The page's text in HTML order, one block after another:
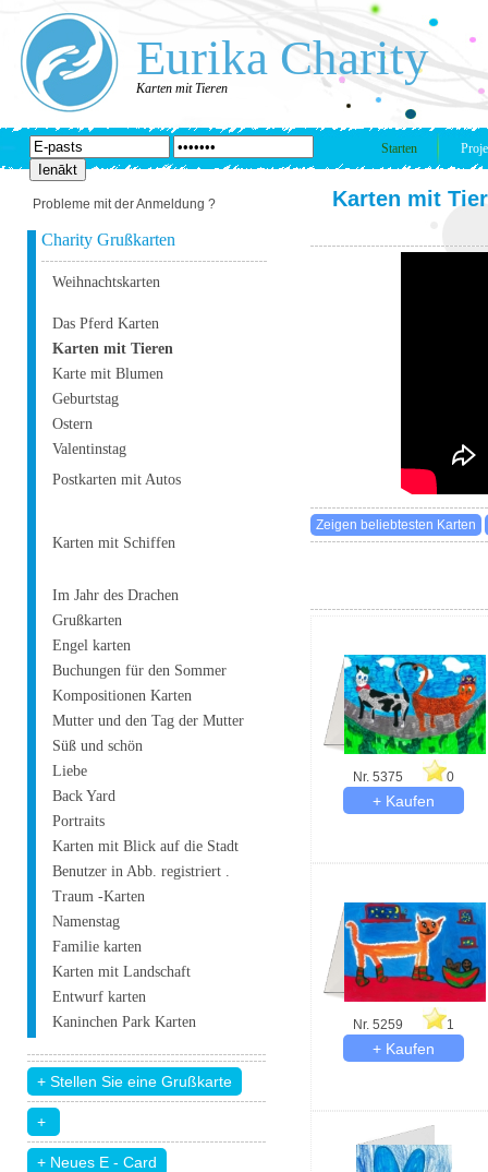
Eurika Charity
Karten mit Tieren
Starten
Probleme mit der Anmeldung ?
Charity Grußkarten
Weihnachtskarten
Das Pferd Karten
Karten mit Tieren
Karte mit Blumen
Geburtstag
Ostern
Valentinstag
Postkarten mit Autos
Karten mit Schiffen
Im Jahr des Drachen
Grußkarten
Engel karten
Buchungen für den Sommer
Kompositionen Karten
Mutter und den Tag der Mutter
Süß und schön
Liebe
Back Yard
Portraits
Karten mit Blick auf die Stadt
Benutzer in Abb. registriert .
Traum -Karten
Namenstag
Familie karten
Karten mit Landschaft
Entwurf karten
Kaninchen Park Karten
Karten mit
Nr. 5375 0
Nr. 5259 1